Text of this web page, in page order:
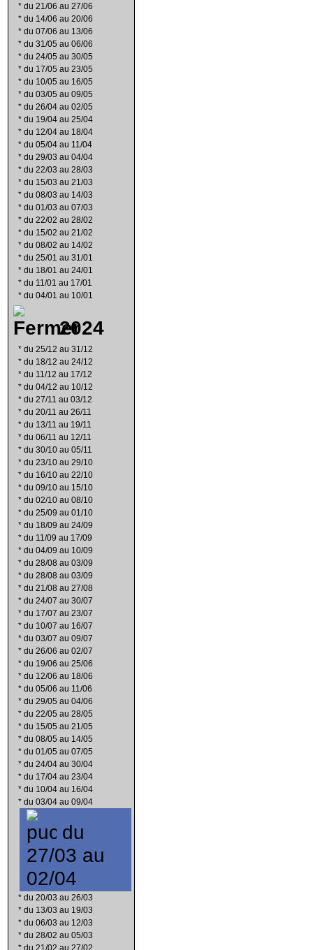
* du 21/06 au 27/06
* du 14/06 au 20/06
* du 07/06 au 13/06
* du 31/05 au 06/06
* du 24/05 au 30/05
* du 17/05 au 23/05
* du 10/05 au 16/05
* du 03/05 au 09/05
* du 26/04 au 02/05
* du 19/04 au 25/04
* du 12/04 au 18/04
* du 05/04 au 11/04
* du 29/03 au 04/04
* du 22/03 au 28/03
* du 15/03 au 21/03
* du 08/03 au 14/03
* du 01/03 au 07/03
* du 22/02 au 28/02
* du 15/02 au 21/02
* du 08/02 au 14/02
* du 25/01 au 31/01
* du 18/01 au 24/01
* du 11/01 au 17/01
* du 04/01 au 10/01
2024
* du 25/12 au 31/12
* du 18/12 au 24/12
* du 11/12 au 17/12
* du 04/12 au 10/12
* du 27/11 au 03/12
* du 20/11 au 26/11
* du 13/11 au 19/11
* du 06/11 au 12/11
* du 30/10 au 05/11
* du 23/10 au 29/10
* du 16/10 au 22/10
* du 09/10 au 15/10
* du 02/10 au 08/10
* du 25/09 au 01/10
* du 18/09 au 24/09
* du 11/09 au 17/09
* du 04/09 au 10/09
* du 28/08 au 03/09
* du 28/08 au 03/09
* du 21/08 au 27/08
* du 24/07 au 30/07
* du 17/07 au 23/07
* du 10/07 au 16/07
* du 03/07 au 09/07
* du 26/06 au 02/07
* du 19/06 au 25/06
* du 12/06 au 18/06
* du 05/06 au 11/06
* du 29/05 au 04/06
* du 22/05 au 28/05
* du 15/05 au 21/05
* du 08/05 au 14/05
* du 01/05 au 07/05
* du 24/04 au 30/04
* du 17/04 au 23/04
* du 10/04 au 16/04
* du 03/04 au 09/04
du
27/03 au
02/04
* du 20/03 au 26/03
* du 13/03 au 19/03
* du 06/03 au 12/03
* du 28/02 au 05/03
* du 21/02 au 27/02